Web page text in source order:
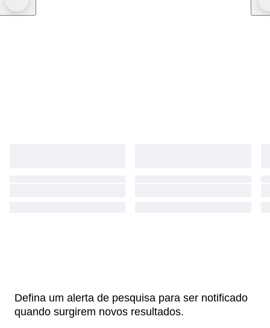
Defina um alerta de pesquisa para ser notificado
quando surgirem novos resultados.